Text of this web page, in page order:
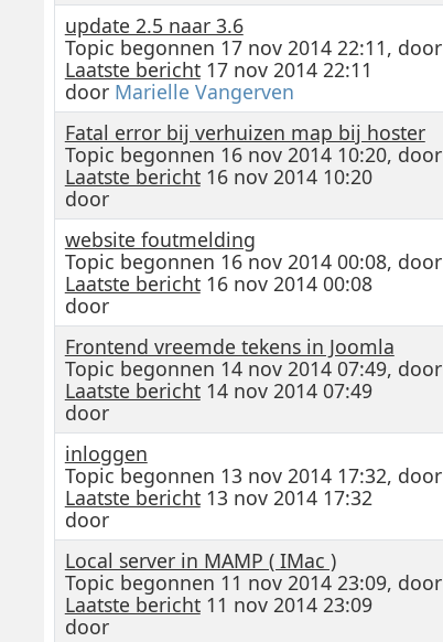
update 2.5 naar 3.6
Topic begonnen 17 nov 2014 22:11, door
Laatste bericht17 nov 2014 22:11
door Marielle Vangerven
Fatal error bij verhuizen map bij hoster
Topic begonnen 16 nov 2014 10:20, door
Laatste bericht16 nov 2014 10:20
door
website foutmelding
Topic begonnen 16 nov 2014 00:08, door
Laatste bericht16 nov 2014 00:08
door
Frontend vreemde tekens in Joomla
Topic begonnen 14 nov 2014 07:49, door
Laatste bericht14 nov 2014 07:49
door
inloggen
Topic begonnen 13 nov 2014 17:32, door
Laatste bericht13 nov 2014 17:32
door
Local server in MAMP ( IMac )
Topic begonnen 11 nov 2014 23:09, door
Laatste bericht11 nov 2014 23:09
door